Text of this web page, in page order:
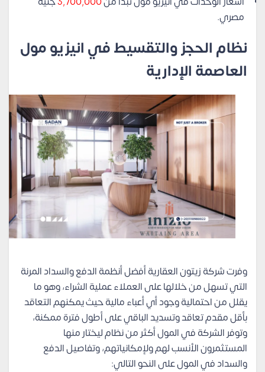
مصري.
نظام الحجز والتقسيط في انيزيو مول
العاصمة الإدارية
وفرت شركة زيتون العقارية أفضل أنظمة الدفع والسداد المرنة
التي تسهل من خلالها على العملاء عملية الشراء، وهو ما
يقلل من احتمالية وجود أي أعباء مالية حيث يمكنهم التعاقد
بأقل مقدم تعاقد وتسديد الباقي على أطول فترة ممكنة،
وتوفر الشركة في المول أكثر من نظام ليختار منها
المستثمرون الأنسب لهم ولإمكانياتهم، وتفاصيل الدفع
والسداد في المول على النحو التالي: